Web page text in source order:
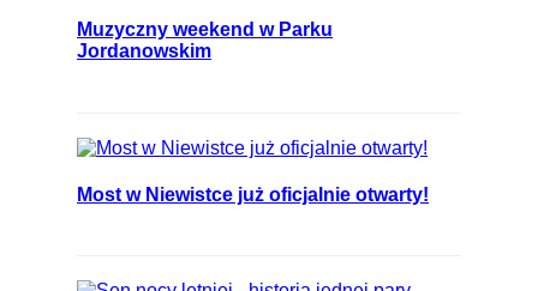
Muzyczny weekend w Parku
Jordanowskim
Most w Niewistce już oficjalnie otwarty!